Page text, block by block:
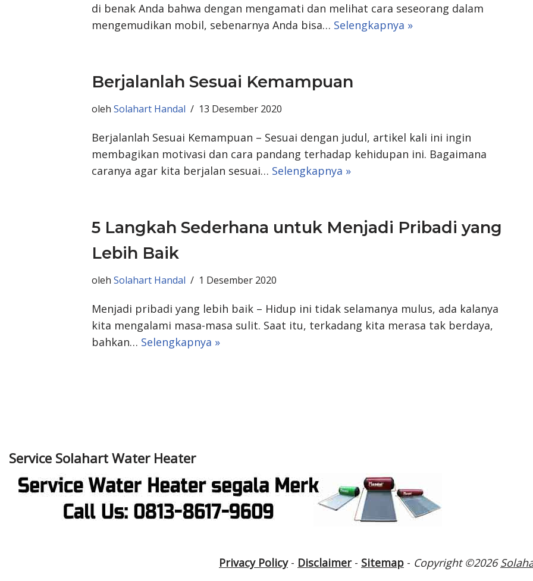
di benak Anda bahwa dengan mengamati dan melihat cara seseorang dalam
mengemudikan mobil, sebenarnya Anda bisa… Selengkapnya »
Berjalanlah Sesuai Kemampuan
oleh Solahart Handal 13 Desember 2020
Berjalanlah Sesuai Kemampuan – Sesuai dengan judul, artikel kali ini ingin
membagikan motivasi dan cara pandang terhadap kehidupan ini. Bagaimana
caranya agar kita berjalan sesuai… Selengkapnya »
5 Langkah Sederhana untuk Menjadi Pribadi yang
Lebih Baik
oleh Solahart Handal 1 Desember 2020
Menjadi pribadi yang lebih baik – Hidup ini tidak selamanya mulus, ada kalanya
kita mengalami masa-masa sulit. Saat itu, terkadang kita merasa tak berdaya,
bahkan… Selengkapnya »
Service Solahart Water Heater
Privacy Policy- Disclaimer- Sitemap - Copyright ©2026